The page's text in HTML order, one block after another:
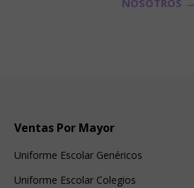
Ventas Por Mayor
Uniforme Escolar Genéricos
Uniforme Escolar Colegios